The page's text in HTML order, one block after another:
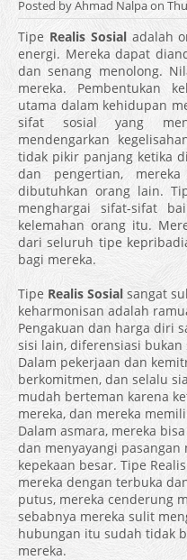
Posted by Ahmad Nalpa on
Tipe Realis Sosialadalah
energi. Mereka dapat
dan senang menolong.
mereka. Pembentukan
utama dalam kehidupan
sifat sosial yang
mendengarkan
tidak pikir panjang ketika
dan pengertian,
dibutuhkan orang lain.
menghargai sifat-sifat
kelemahan orang itu.
dari seluruh tipe
bagi mereka.
Tipe Realis Sosial sangat
keharmonisan adalah
Pengakuan dan harga diri
sisi lain, diferensiasi bukan
Dalam pekerjaan dan
berkomitmen, dan selalu
mudah berteman karena
mereka, dan mereka
Dalam asmara, mereka
dan menyayangi
kepekaan besar. Tipe
mereka dengan terbuka
putus, mereka cenderung
sebabnya mereka sulit
hubungan itu sudah tidak
mereka.